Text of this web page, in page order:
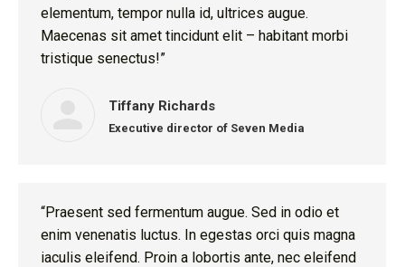
elementum, tempor nulla id, ultrices augue.
Maecenas sit amet tincidunt elit – habitant morbi
tristique senectus!”
Tiffany Richards
Executive director of Seven Media
“Praesent sed fermentum augue. Sed in odio et
enim venenatis luctus. In egestas orci quis magna
iaculis eleifend. Proin a lobortis ante, nec eleifend